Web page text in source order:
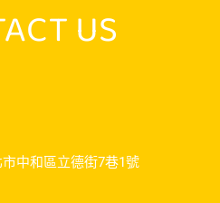
US
中和區立德街7巷1號